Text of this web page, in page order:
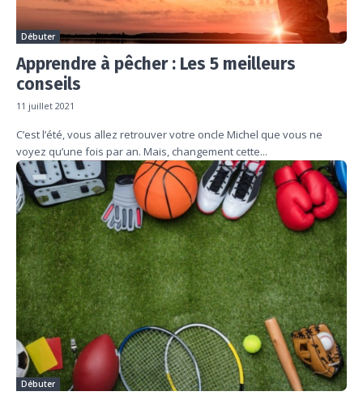
Débuter
Apprendre à pêcher : Les 5 meilleurs
conseils
11 juillet 2021
C’est l’été, vous allez retrouver votre oncle Michel que vous ne
voyez qu’une fois par an. Mais, changement cette...
Débuter